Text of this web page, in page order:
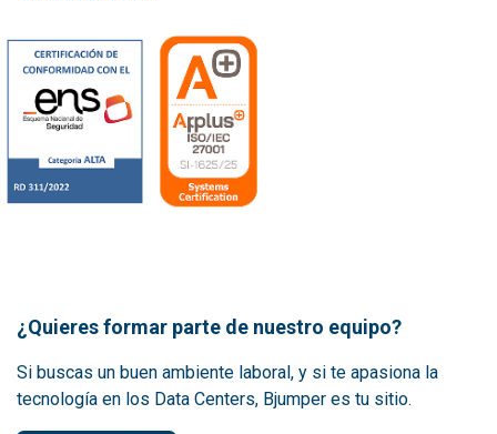
¿Quieres formar parte de nuestro equipo?
Si buscas un buen ambiente laboral, y si te apasiona la
tecnología en los Data Centers, Bjumper es tu sitio.